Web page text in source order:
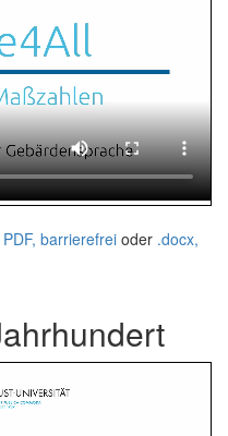
PDF, barrierefrei oder .docx,